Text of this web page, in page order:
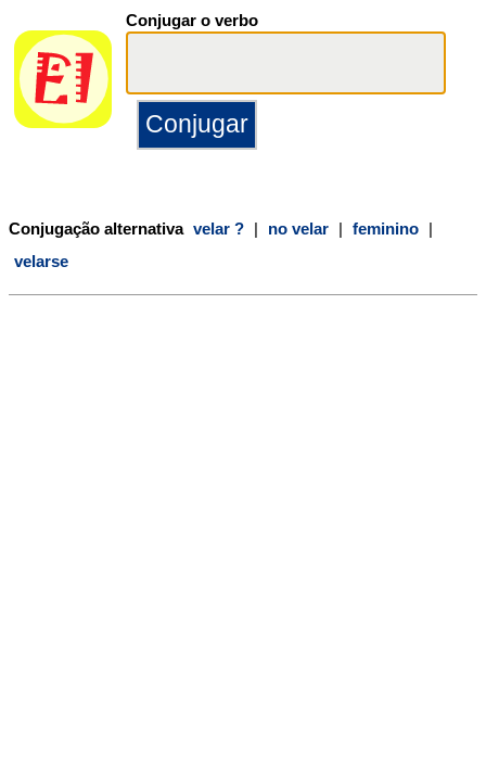
Conjugar o verbo
Conjugação alternativa velar ? | no velar | feminino |
velarse